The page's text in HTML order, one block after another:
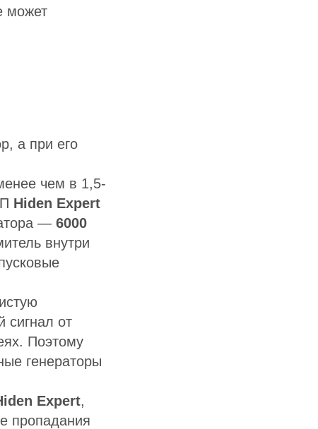
может
а при его
чем в 1,5-
Hiden Expert
— 6000
внутри
сигнал от
Поэтому
генераторы
Expert,
пропадания